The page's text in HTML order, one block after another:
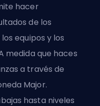
hacer
de los
equipos y los
medida que haces
a través de
Major.
hasta niveles